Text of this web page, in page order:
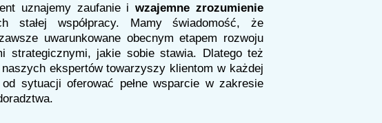
uznajemy zaufanie iwzajemne zrozumienie
stałej współpracy. Mamy świadomość, że
uwarunkowane obecnym etapem rozwoju
strategicznymi, jakie sobie stawia. Dlatego też
naszych ekspertów towarzyszy klientom w każdej
sytuacji oferować pełne wsparcie w zakresie